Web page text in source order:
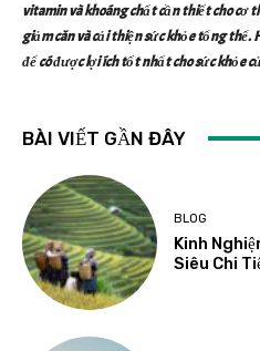
vitamin và khoáng chất cần thiết cho cơ
giảm cân và cải thiện sức khỏe tổng
để có được lợi ích tốt nhất cho sức khỏe
BÀI VIẾT GẦN ĐÂY
BLOG
Kinh
Siêu Chi